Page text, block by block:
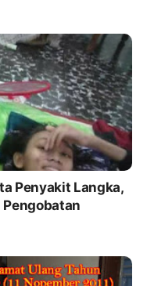
Penyakit Langka,